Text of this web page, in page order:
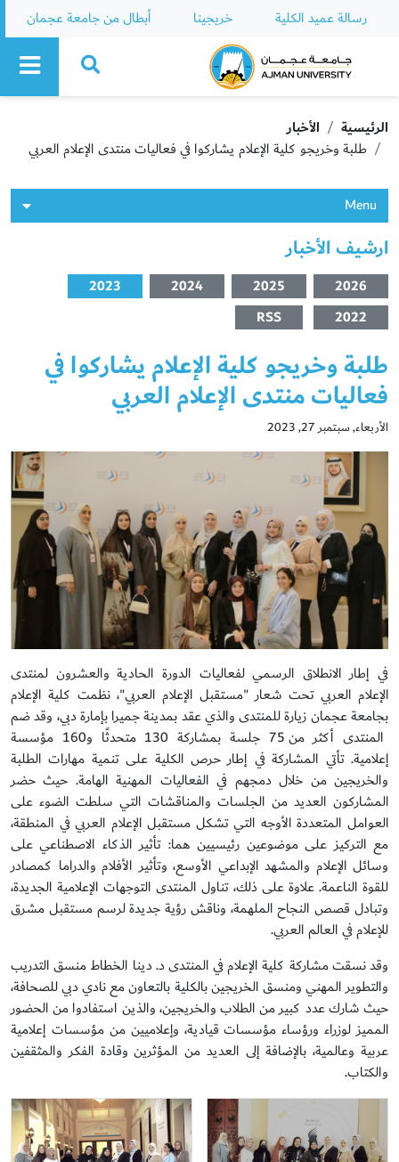
رسالة عميد الكلية خريجينا أبطال من جامعة عجمان
Ajman University
الرئيسية
الأخبار
طلبة وخريجو كلية الإعلام يشاركوا في فعاليات منتدى الإعلام العربي
Menu
ارشيف الأخبار
2026
2025
2024
2023
2022
RSS
طلبة وخريجو كلية الإعلام يشاركوا في
فعاليات منتدى الإعلام العربي
الأربعاء, سبتمبر 27, 2023
في إطار الانطلاق الرسمي لفعاليات الدورة الحادية والعشرون لمنتدى
الإعلام العربي تحت شعار "مستقبل الإعلام العربي"، نظمت كلية الإعلام
بجامعة عجمان زيارة للمنتدى والذي عقد بمدينة جميرا بإمارة دبي، وقد ضم
المنتدى أكثر من 75 جلسة بمشاركة 130 متحدثًا و160 مؤسسة
إعلامية. تأتي المشاركة في إطار حرص الكلية على تنمية مهارات الطلبة
والخريجين من خلال دمجهم في الفعاليات المهنية الهامة. حيث حضر
المشاركون العديد من الجلسات والمناقشات التي سلطت الضوء على
العوامل المتعددة الأوجه التي تشكل مستقبل الإعلام العربي في المنطقة،
مع التركيز على موضوعين رئيسيين هما: تأثير الذكاء الاصطناعي على
وسائل الإعلام والمشهد الإبداعي الأوسع، وتأثير الأفلام والدراما كمصادر
للقوة الناعمة. علاوة على ذلك، تناول المنتدى التوجهات الإعلامية الجديدة،
وتبادل قصص النجاح الملهمة، وناقش رؤية جديدة لرسم مستقبل مشرق
للإعلام في العالم العربي.
وقد نسقت مشاركة كلية الإعلام في المنتدى د. دينا الخطاط منسق التدريب
والتطوير المهني ومنسق الخريجين بالكلية بالتعاون مع نادي دبي للصحافة،
حيث شارك عدد كبير من الطلاب والخريجين، والذين استفادوا من الحضور
المميز لوزراء ورؤساء مؤسسات قيادية، وإعلاميين من مؤسسات إعلامية
عربية وعالمية، بالإضافة إلى العديد من المؤثرين وقادة الفكر والمثقفين
والكتاب.